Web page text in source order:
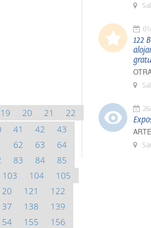
19 20 21
22
41 42
43
62 63
64
83 84
85
103 104
105
121
122
138
139
155
156
122